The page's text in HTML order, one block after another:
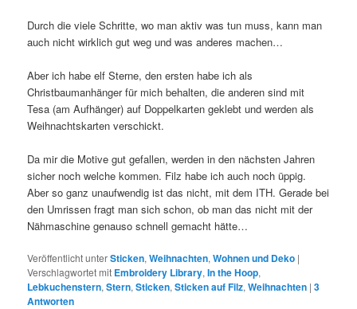
Durch die viele Schritte, wo man aktiv was tun muss, kann man
auch nicht wirklich gut weg und was anderes machen…
Aber ich habe elf Sterne, den ersten habe ich als
Christbaumanhänger für mich behalten, die anderen sind mit
Tesa (am Aufhänger) auf Doppelkarten geklebt und werden als
Weihnachtskarten verschickt.
Da mir die Motive gut gefallen, werden in den nächsten Jahren
sicher noch welche kommen. Filz habe ich auch noch üppig.
Aber so ganz unaufwendig ist das nicht, mit dem ITH. Gerade bei
den Umrissen fragt man sich schon, ob man das nicht mit der
Nähmaschine genauso schnell gemacht hätte…
Veröffentlicht unterSticken,Weihnachten,Wohnen und Deko |
Verschlagwortet mit Embroidery Library,In the Hoop,
Lebkuchenstern,Stern,Sticken,Sticken auf Filz,Weihnachten |3
Antworten